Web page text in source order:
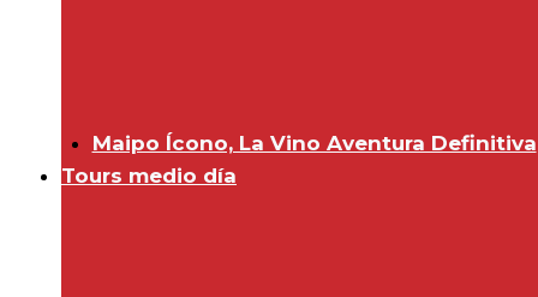
Maipo Ícono, La Vino Aventura Definitiva
Tours medio día